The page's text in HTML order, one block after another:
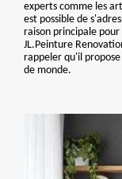
experts comme les
est possible de
raison principale pour
JL.Peinture
rappeler qu'il propose
de monde.